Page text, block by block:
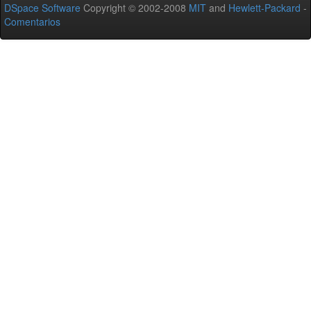
DSpace Software Copyright © 2002-2008 MIT and Hewlett-Packard -
Comentarios